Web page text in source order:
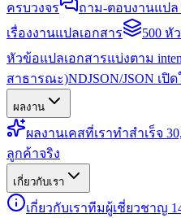
ครบวงจร
ถาม-ตอบงานแปล
เรื่องงานแปลเอกสาร
500 หั
หัวข้อแปลเอกสารแบ่งตาม
สาธารณะ)NDJSON/JSON เ
ผลงาน
ผลงานเคสที่เราทำสำเร็จ
ลูกค้าจริง
เกี่ยวกับเรา
เกี่ยวกับเราทีมผู้เชี่ยวชาญ